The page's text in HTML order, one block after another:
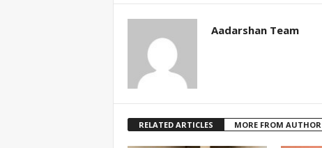
Aadarshan Team
RELATED ARTICLES MORE FROM AUTHOR